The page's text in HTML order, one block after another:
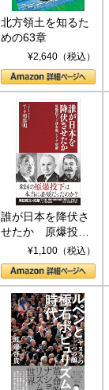
北方領土を知るた
めの63章
¥2,640（税込）
誰が日本を降伏さ
せたか 原爆投
下、ソ連参戦、そ
して聖断 (PHP新
書)
¥1,100（税込）